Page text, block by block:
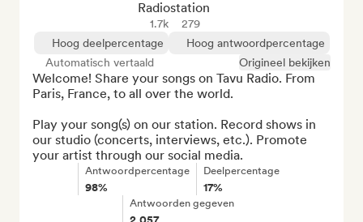
Radiostation
1.7k
279
Hoog deelpercentage
Hoog antwoordpercentage
Automatisch vertaald
Origineel bekijken
Welcome! Share your songs on Tavu Radio. From
Paris, France, to all over the world.
Play your song(s) on our station. Record shows in
our studio (concerts, interviews, etc.). Promote
your artist through our social media.
Antwoordpercentage
98%
Deelpercentage
17%
Antwoorden gegeven